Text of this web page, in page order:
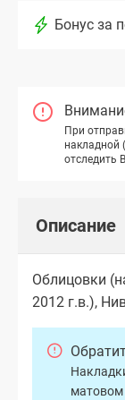
Бонус за
При
накладной
отследить
Описание
Облицовки
2012 г.в.),
матовом